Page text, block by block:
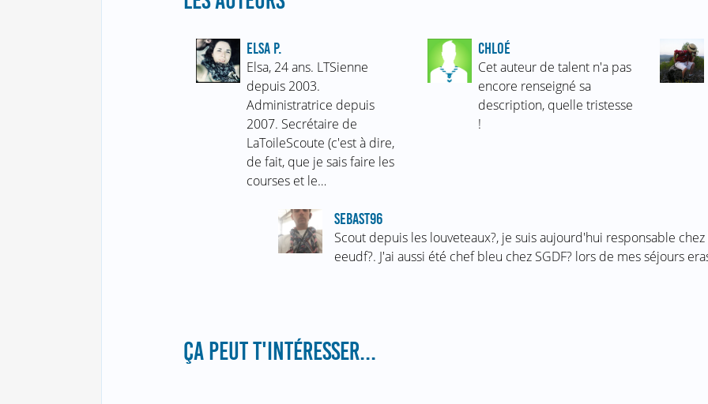
ELSA P.
Elsa, 24 ans. LTSienne
depuis 2003.
Administratrice depuis
2007. Secrétaire de
LaToileScoute (c'est à dire,
de fait, que je sais faire les
courses et le…
CHLOÉ
Cet auteur de talent n'a pas
encore renseigné sa
description, quelle tristesse
!
SEBAST96
Scout depuis les louveteaux?, je suis aujourd'hui responsable chez
eeudf?. J'ai aussi été chef bleu chez SGDF? lors de mes séjours
ÇA PEUT T'INTÉRESSER...